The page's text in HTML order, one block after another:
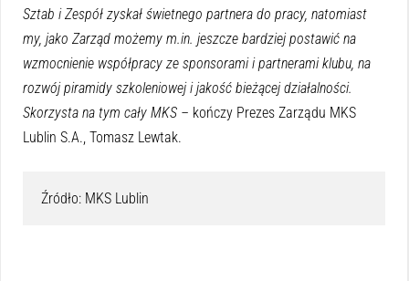
Sztab i Zespół zyskał świetnego partnera do pracy, natomiast
my, jako Zarząd możemy m.in. jeszcze bardziej postawić na
wzmocnienie współpracy ze sponsorami i partnerami klubu, na
rozwój piramidy szkoleniowej i jakość bieżącej działalności.
Skorzysta na tym cały MKS – kończy Prezes Zarządu MKS
Lublin S.A., Tomasz Lewtak.
Źródło: MKS Lublin